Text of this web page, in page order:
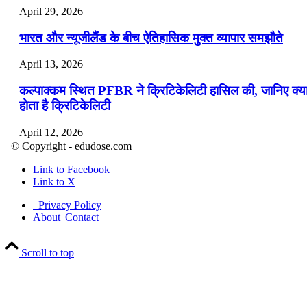
April 29, 2026
भारत और न्यूजीलैंड के बीच ऐतिहासिक मुक्त व्यापार समझौते
April 13, 2026
कल्पाक्कम स्थित PFBR ने क्रिटिकेलिटी हासिल की, जानिए
होता है क्रिटिकेलिटी
April 12, 2026
April 9, 2026
नासा का आर्टेमिस-2 मिशन: मनुष्य एक बार फिर से चंद्रमा के
पहुंचा
April 7, 2026
© Copyright - edudose.com
Link to Facebook
Link to X
Privacy Policy
About |Contact
Scroll to top